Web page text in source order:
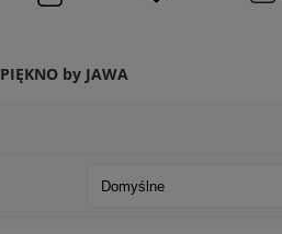
PIĘKNO by JAWA